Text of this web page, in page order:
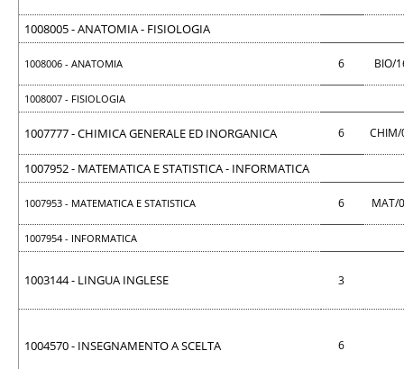
1008005 - ANATOMIA - FISIOLOGIA
1008006 - ANATOMIA 6 BIO/
1008007 - FISIOLOGIA
1007777 - CHIMICA GENERALE ED INORGANICA 6
1007952 - MATEMATICA E STATISTICA - INFORMATICA
1007953 - MATEMATICA E STATISTICA 6 MAT/
1007954 - INFORMATICA
1003144 - LINGUA INGLESE 3
1004570 - INSEGNAMENTO A SCELTA 6